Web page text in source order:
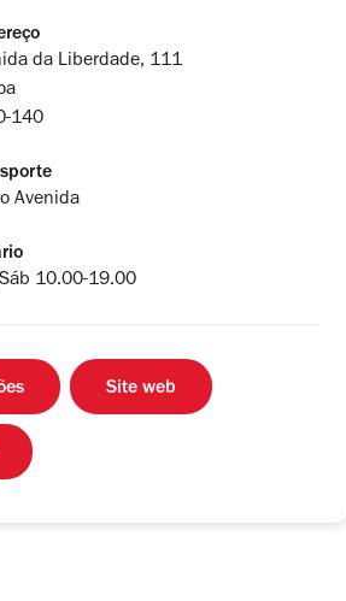
da Liberdade, 111
140
Avenida
10.00-19.00
Site web